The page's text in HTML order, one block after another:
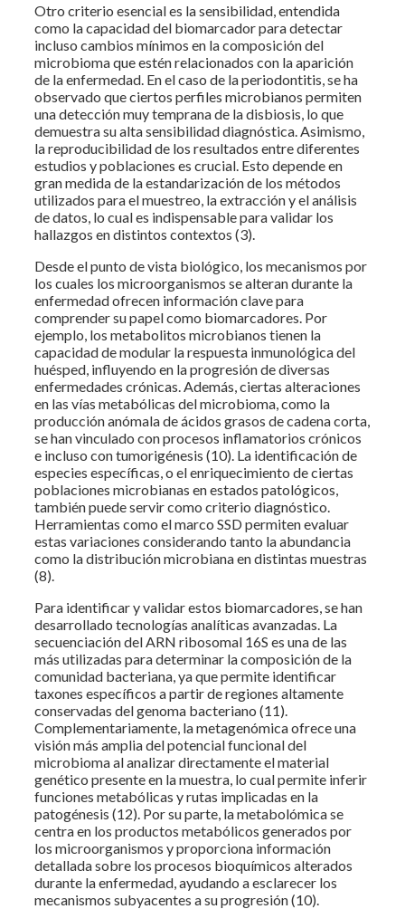
Otro criterio esencial es la sensibilidad, entendida
como la capacidad del biomarcador para detectar
incluso cambios mínimos en la composición del
microbioma que estén relacionados con la aparición
de la enfermedad. En el caso de la periodontitis, se ha
observado que ciertos perfiles microbianos permiten
una detección muy temprana de la disbiosis, lo que
demuestra su alta sensibilidad diagnóstica. Asimismo,
la reproducibilidad de los resultados entre diferentes
estudios y poblaciones es crucial. Esto depende en
gran medida de la estandarización de los métodos
utilizados para el muestreo, la extracción y el análisis
de datos, lo cual es indispensable para validar los
hallazgos en distintos contextos (3).
Desde el punto de vista biológico, los mecanismos por
los cuales los microorganismos se alteran durante la
enfermedad ofrecen información clave para
comprender su papel como biomarcadores. Por
ejemplo, los metabolitos microbianos tienen la
capacidad de modular la respuesta inmunológica del
huésped, influyendo en la progresión de diversas
enfermedades crónicas. Además, ciertas alteraciones
en las vías metabólicas del microbioma, como la
producción anómala de ácidos grasos de cadena corta,
se han vinculado con procesos inflamatorios crónicos
e incluso con tumorigénesis (10). La identificación de
especies específicas, o el enriquecimiento de ciertas
poblaciones microbianas en estados patológicos,
también puede servir como criterio diagnóstico.
Herramientas como el marco SSD permiten evaluar
estas variaciones considerando tanto la abundancia
como la distribución microbiana en distintas muestras
(8).
Para identificar y validar estos biomarcadores, se han
desarrollado tecnologías analíticas avanzadas. La
secuenciación del ARN ribosomal 16S es una de las
más utilizadas para determinar la composición de la
comunidad bacteriana, ya que permite identificar
taxones específicos a partir de regiones altamente
conservadas del genoma bacteriano (11).
Complementariamente, la metagenómica ofrece una
visión más amplia del potencial funcional del
microbioma al analizar directamente el material
genético presente en la muestra, lo cual permite inferir
funciones metabólicas y rutas implicadas en la
patogénesis (12). Por su parte, la metabolómica se
centra en los productos metabólicos generados por
los microorganismos y proporciona información
detallada sobre los procesos bioquímicos alterados
durante la enfermedad, ayudando a esclarecer los
mecanismos subyacentes a su progresión (10).